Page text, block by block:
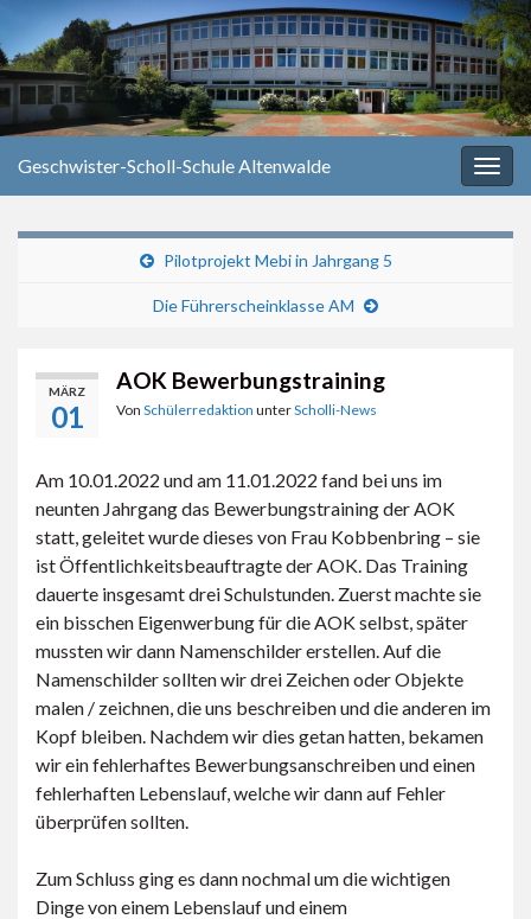
Geschwister-Scholl-Schule Altenwalde
Pilotprojekt Mebi in Jahrgang 5
Die Führerscheinklasse AM
MÄRZ
01
AOK Bewerbungstraining
Von Schülerredaktion unterScholli-News
Am 10.01.2022 und am 11.01.2022 fand bei uns im
neunten Jahrgang das Bewerbungstraining der AOK
statt, geleitet wurde dieses von Frau Kobbenbring – sie
ist Öffentlichkeitsbeauftragte der AOK. Das Training
dauerte insgesamt drei Schulstunden. Zuerst machte sie
ein bisschen Eigenwerbung für die AOK selbst, später
mussten wir dann Namenschilder erstellen. Auf die
Namenschilder sollten wir drei Zeichen oder Objekte
malen / zeichnen, die uns beschreiben und die anderen im
Kopf bleiben. Nachdem wir dies getan hatten, bekamen
wir ein fehlerhaftes Bewerbungsanschreiben und einen
fehlerhaften Lebenslauf, welche wir dann auf Fehler
überprüfen sollten.
Zum Schluss ging es dann nochmal um die wichtigen
Dinge von einem Lebenslauf und einem